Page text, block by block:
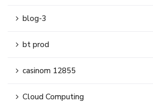
blog-3
bt prod
casinom 12855
Cloud Computing